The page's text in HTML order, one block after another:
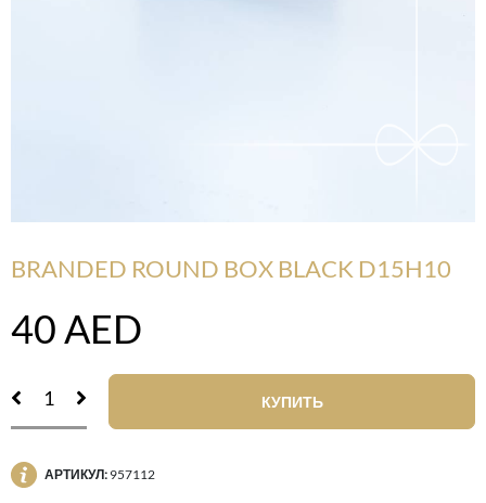
BRANDED ROUND BOX BLACK D15H10
40 AED
КУПИТЬ
АРТИКУЛ: 957112